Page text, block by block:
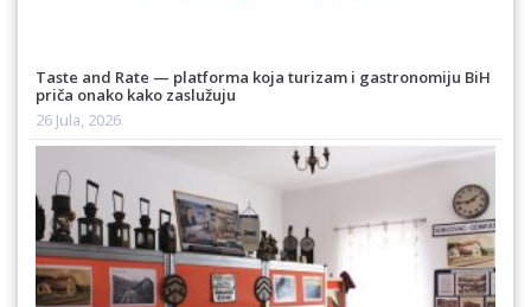
Taste and Rate — platforma koja turizam i gastronomiju BiH
priča onako kako zaslužuju
26 Jula, 2026